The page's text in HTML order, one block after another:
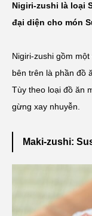
Nigiri-zushi là loại
đại diện cho món
Nigiri-zushi gồm
bên trên là phần đồ
Tùy theo loại đồ ăn
gừng xay nhuyễn.
Maki-zushi: